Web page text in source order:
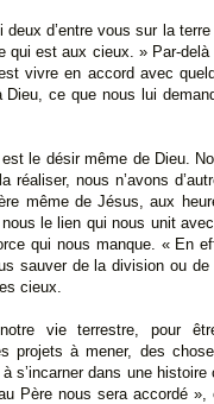
d’entre vous sur la
qui est aux cieux. » Par-
vivre en accord avec
ce que nous lui
le désir même de Dieu.
réaliser, nous n’avons
même de Jésus, aux
le lien qui nous unit
qui nous manque. « En
sauver de la division ou
cieux.
vie terrestre, pour
projets à mener, des
s’incarner dans une
Père nous sera accordé